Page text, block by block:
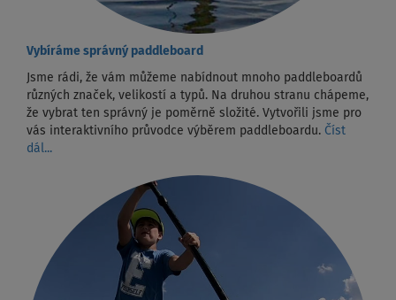
Vybíráme správný paddleboard
Jsme rádi, že vám můžeme nabídnout mnoho paddleboardů
různých značek, velikostí a typů. Na druhou stranu chápeme,
že vybrat ten správný je poměrně složité. Vytvořili jsme pro
vás interaktivního průvodce výběrem paddleboardu. Číst
dál...